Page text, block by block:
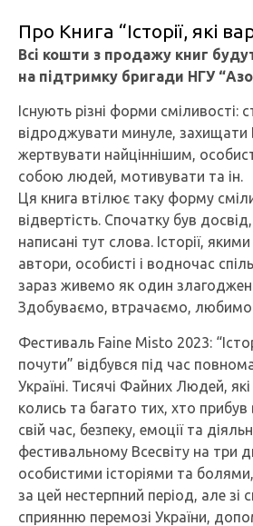
Про Книга “Історії, які
Всі кошти з продажу книг
на підтримку бригади НГУ
Існують різні форми сміливості:
відроджувати минуле, захищати
жертвувати найціннішим,
собою людей, мотивувати та ін.
Ця книга втілює таку форму
відвертість. Спочатку був досвід,
написані тут слова. Історії,
автори, особисті і водночас
зараз живемо як один
Здобуваємо, втрачаємо, любимо
Фестиваль Faine Misto 2023:
почути” відбувся під час
Україні. Тисячі Файних Людей,
колись та багато тих, хто
свій час, безпеку, емоції та
фестивальному Всесвіту на три
особистими історіями та
за цей нестерпний період, але зі
сприянню перемозі України,